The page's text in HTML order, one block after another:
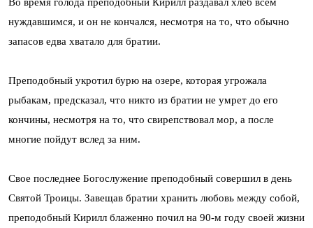
нуждавшимся, и он не кончался, несмотря на то, что обычно
запасов едва хватало для братии.
Преподобный укротил бурю на озере, которая угрожала
рыбакам, предсказал, что никто из братии не умрет до его
кончины, несмотря на то, что свирепствовал мор, а после
многие пойдут вслед за ним.
Свое последнее Богослужение преподобный совершил в день
Святой Троицы. Завещав братии хранить любовь между собой,
преподобный Кирилл блаженно почил на 90-м году своей жизни